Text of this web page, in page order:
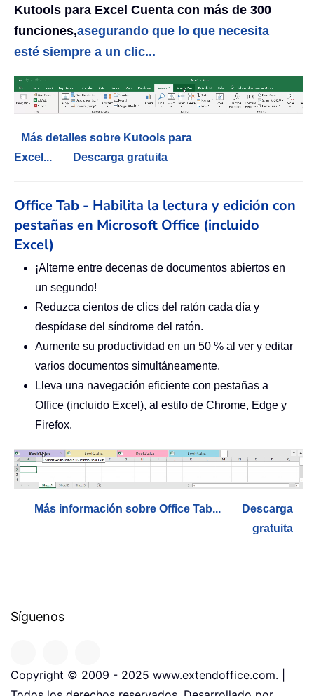
Kutools para Excel Cuenta con más de 300
funciones,asegurando que lo que necesita
esté siempre a un clic...
Más detalles sobre Kutools para
Excel...
Descarga gratuita
Office Tab - Habilita la lectura y edición con
pestañas en Microsoft Office (incluido
Excel)
¡Alterne entre decenas de documentos abiertos en
un segundo!
Reduzca cientos de clics del ratón cada día y
despídase del síndrome del ratón.
Aumente su productividad en un 50 % al ver y editar
varios documentos simultáneamente.
Lleva una navegación eficiente con pestañas a
Office (incluido Excel), al estilo de Chrome, Edge y
Firefox.
Más información sobre Office Tab...
Descarga
gratuita
Síguenos
Copyright © 2009 - 2025 www.extendoffice.com. |